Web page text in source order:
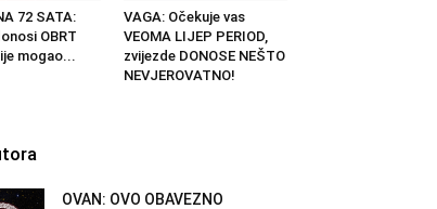
72 SATA:
OBRT
mogao...
VAGA: Očekuje vas
VEOMA LIJEP PERIOD,
zvijezde DONOSE NEŠTO
NEVJEROVATNO!
OVAN: OVO OBAVEZNO